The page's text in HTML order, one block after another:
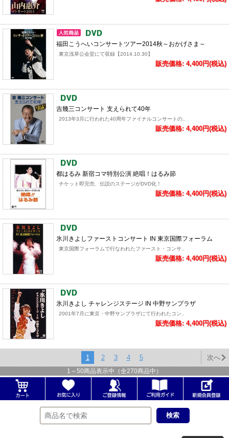
福田こうへいコンサートツアー2014秋～おかげさま～
東京浅草公会堂にて収録【2014.10.30】
販売価格: 4,400円(税込)
吉幾三コンサート 支えられて40年
2013年3月に行われた40周年ファイナルコンサートの..
販売価格: 4,400円(税込)
都はるみ 新宿コマ特別公演 絶唱！はるみ節
チケット即完売、伝説のステージがDVD化！
販売価格: 4,400円(税込)
氷川きよしファーストコンサート IN 東京国際フォーラム
東京国際フォーラムで行なわれたファースト・コンサ..
販売価格: 4,400円(税込)
氷川きよし チャレンジステージ IN 中野サンプラザ
2001年7月に東京・中野サンプラザにて行われたコン..
販売価格: 4,400円(税込)
1 2 3 4 5 次へ
1 ～ 50商品表示中（全270商品中）